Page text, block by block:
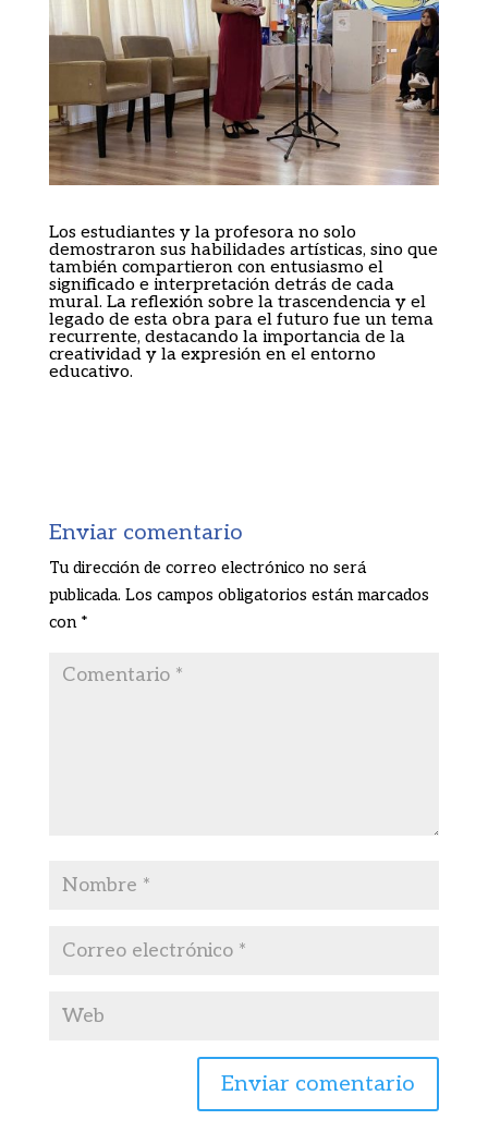
Los estudiantes y la profesora no solo
demostraron sus habilidades artísticas, sino que
también compartieron con entusiasmo el
significado e interpretación detrás de cada
mural. La reflexión sobre la trascendencia y el
legado de esta obra para el futuro fue un tema
recurrente, destacando la importancia de la
creatividad y la expresión en el entorno
educativo.
Enviar comentario
Tu dirección de correo electrónico no será
publicada. Los campos obligatorios están marcados
con *